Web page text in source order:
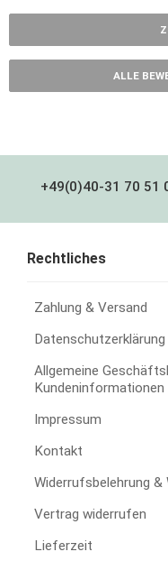
ALLE
+49(0)40-31 70 51
Rechtliches
Zahlung & Versand
Datenschutzerklärung
Allgemeine
Kundeninformationen
Impressum
Kontakt
Widerrufsbelehrung
Vertrag widerrufen
Lieferzeit